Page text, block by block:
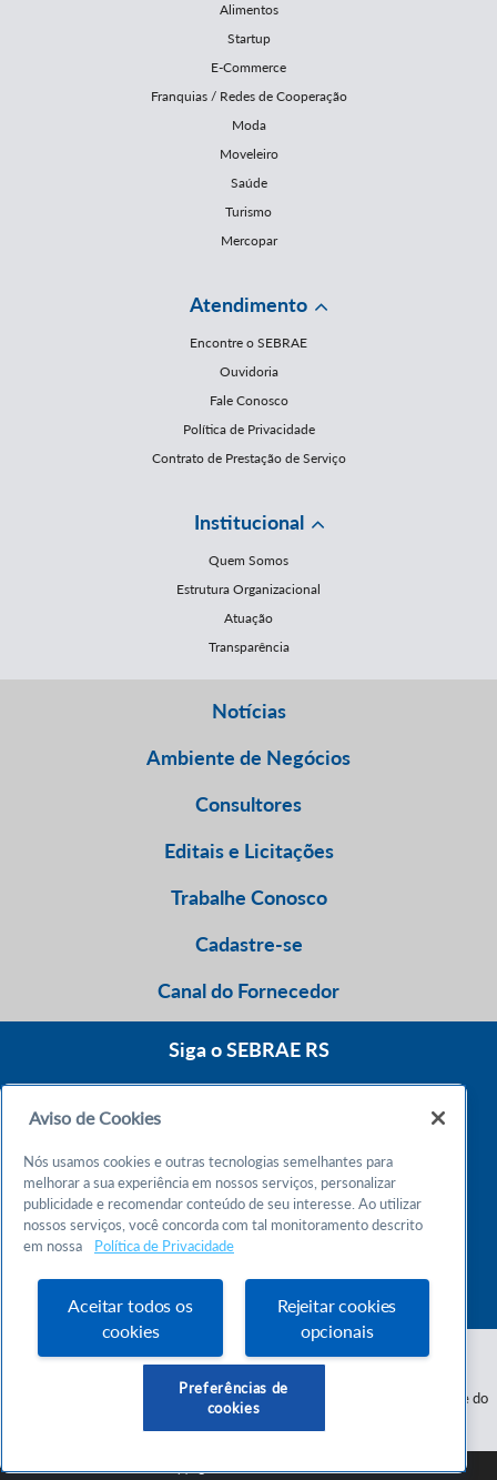
Alimentos
Startup
E-Commerce
Franquias / Redes de Cooperação
Moda
Moveleiro
Saúde
Turismo
Mercopar
Atendimento
Encontre o SEBRAE
Ouvidoria
Fale Conosco
Política de Privacidade
Contrato de Prestação de Serviço
Institucional
Quem Somos
Estrutura Organizacional
Atuação
Transparência
Notícias
Ambiente de Negócios
Consultores
Editais e Licitações
Trabalhe Conosco
Cadastre-se
Canal do Fornecedor
Siga o SEBRAE RS
Atendimento 24h
Chame no WhatsApp
Atendimento das 9h às 18h
Serviço de Apoio às Micro e Pequenas Empresas do Estado do Rio Grande do
Aviso de Cookies
Nós usamos cookies e outras tecnologias semelhantes para
melhorar a sua experiência em nossos serviços, personalizar
publicidade e recomendar conteúdo de seu interesse. Ao utilizar
nossos serviços, você concorda com tal monitoramento descrito
em nossa
Política de Privacidade
Aceitar todos os
cookies
Rejeitar cookies
opcionais
Preferências de
cookies